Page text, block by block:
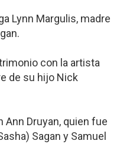
Lynn Margulis, madre
con la artista
de su hijo Nick
Ann Druyan, quien fue
Sagan y Samuel